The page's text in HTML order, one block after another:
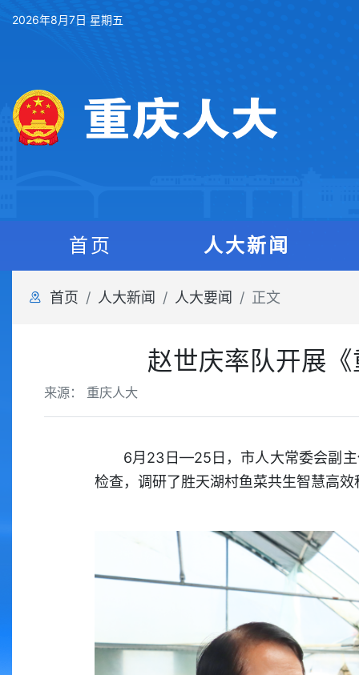
2026年8月7日 星期五
首页 人大新闻
首页 人大新闻 人大要闻 正文
赵世庆率队开展
来源： 重庆人大
6月23日—25日，市人大常委会副主
检查，调研了胜天湖村鱼菜共生智慧高